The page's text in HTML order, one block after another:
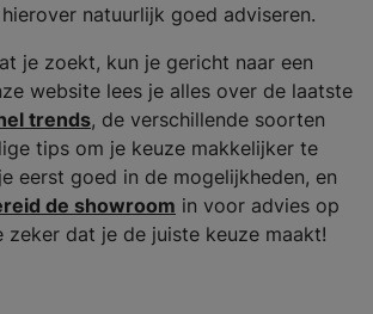
natuurlijk goed adviseren.
je zoekt, kun je gericht naar een
website lees je alles over de laatste
trends, de verschillende soorten
tips om je keuze makkelijker te
eerst goed in de mogelijkheden, en
de showroom in voor advies op
zeker dat je de juiste keuze maakt!